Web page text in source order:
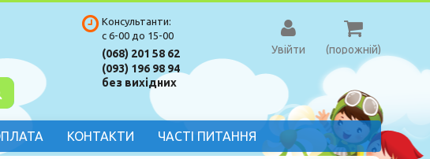
(порожній)
Увійти
Консультанти:
с 6-00 до 15-00
(068) 201 58 62
(093) 196 98 94
без вихідних
КОНТАКТИ ЧАСТІ ПИТАННЯ